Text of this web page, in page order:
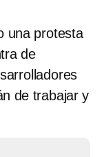
una protesta
de
de trabajar y